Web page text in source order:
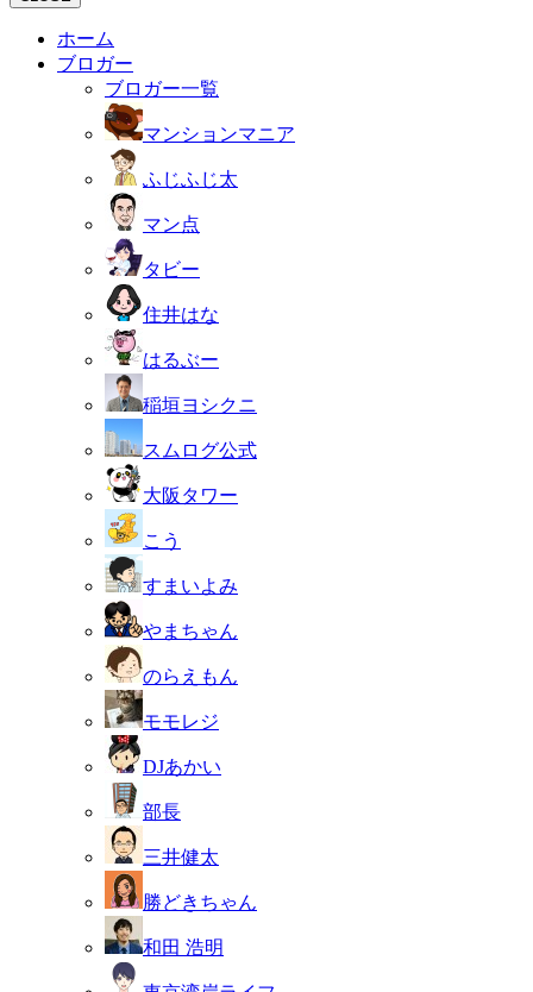
ホーム
ブロガー
ブロガー一覧
マンションマニア
ふじふじ太
マン点
タビー
住井はな
はるぶー
稲垣ヨシクニ
スムログ公式
大阪タワー
こう
すまいよみ
やまちゃん
のらえもん
モモレジ
DJあかい
部長
三井健太
勝どきちゃん
和田 浩明